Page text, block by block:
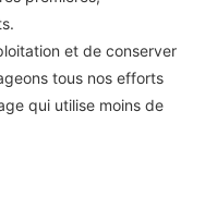
et de conserver
tous nos efforts
qui utilise moins de